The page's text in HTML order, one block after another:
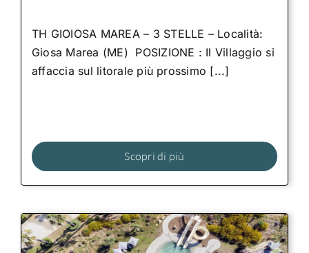
TH GIOIOSA MAREA – 3 STELLE – Località:
Giosa Marea (ME) POSIZIONE : Il Villaggio si
affaccia sul litorale più prossimo [...]
Scopri di più